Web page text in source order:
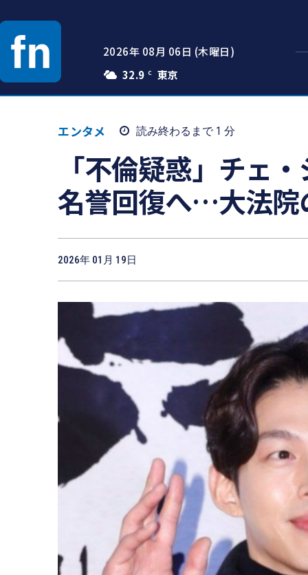
2026年 08月 06日 (木曜日)
32.9 C
エンタメ 読み終わるまで 1 分
「不倫疑惑」チェ
名誉回復へ…大法院
2026年 01月 19日